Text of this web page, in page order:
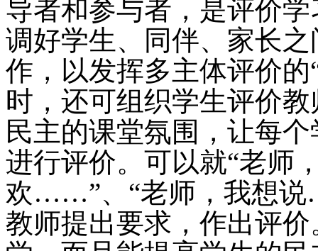
导者和参与者，是评价
调好学生、同伴、家长
作，以发挥多主体评价
时，还可组织学生评价
民主的课堂氛围，让每
进行评价。可以就“老师
欢……”、“老师，我想
教师提出要求，作出评